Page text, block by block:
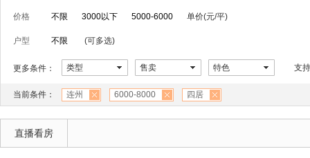
价格 不限 3000以下 5000-6000 单价(元/平)
户型 不限 (可多选)
更多条件： 类型 售卖 特色 支
当前条件： 连州 6000-8000 四居
直播看房